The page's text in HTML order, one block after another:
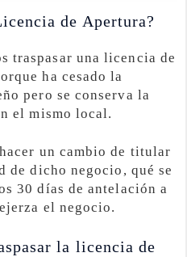
de Apertura?
traspasar una licencia de
ha cesado la
pero se conserva la
el mismo local.
un cambio de titular
de dicho negocio, qué se
30 días de antelación a
el negocio.
la licencia de